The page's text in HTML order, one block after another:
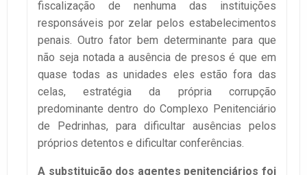
fiscalização de nenhuma das instituições
responsáveis por zelar pelos estabelecimentos
penais. Outro fator bem determinante para que
não seja notada a ausência de presos é que em
quase todas as unidades eles estão fora das
celas, estratégia da própria corrupção
predominante dentro do Complexo Penitenciário
de Pedrinhas, para dificultar ausências pelos
próprios detentos e dificultar conferências.
A substituição dos agentes penitenciários foi